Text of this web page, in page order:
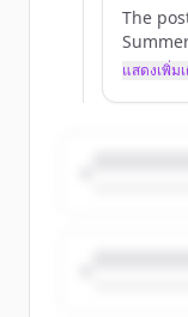
The
&amp;
แสดงเพิ่ม